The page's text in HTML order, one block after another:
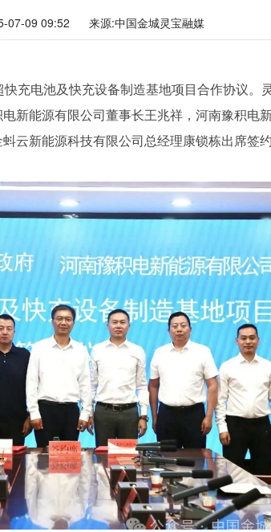
07-09 09:52 来源:中国金城灵宝融媒
充电池及快充设备制造基地项目合作协议。
新能源有限公司董事长王兆祥，河南豫积电
云新能源科技有限公司总经理康锁栋出席签约